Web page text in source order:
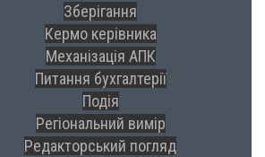
Зберігання
Кермо керівника
Механізація АПК
Питання бухгалтерії
Подія
Регіональний вимір
Редакторський погляд